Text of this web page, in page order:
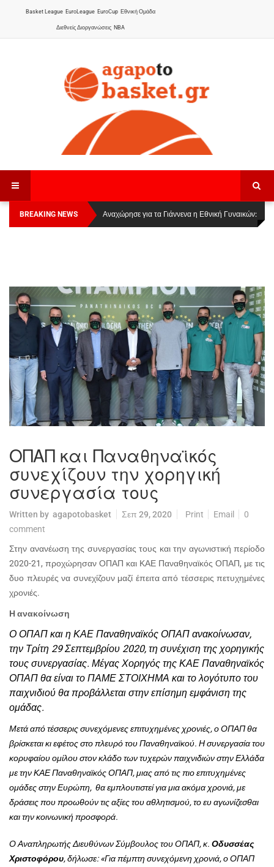
Basket League EuroLeague EuroCup Εθνική Ομάδα
Διεθνείς Διοργανώσεις NBA
BREAKING NEWS
Οι Πάνθηρες Καβάλας στην Women Basketball
League 1
Αναχώρησε για τα Γιάννενα η Εθνική Γυναικών:
ΟΠΑΠ και Παναθηναϊκός
συνεχίζουν την χορηγική
συνεργασία τους
Written by agapotobasket Σεπ 29, 2020 Print Email
0
comment
Στην ανανέωση της συνεργασίας τους και την αγωνιστική περίοδο
2020-21, προχώρησαν ΟΠΑΠ και ΚΑΕ Παναθηναϊκός ΟΠΑΠ, με τις
δυο πλευρές να συνεχίζουν μαζί έπειτα από τέσσερις πετυχημένες
χρονιές.
Η ανακοίνωση
Ο ΟΠΑΠ και η ΚΑΕ Παναθηναϊκός ΟΠΑΠ ανακοίνωσαν,
την Τρίτη 29 Σεπτεμβρίου 2020, τη συνέχιση της χορηγικής
τους συνεργασίας. Μέγας Χορηγός της ΚΑΕ Παναθηναϊκός
ΟΠΑΠ θα είναι το ΠΑΜΕ ΣΤΟΙΧΗΜΑ και το λογότυπο του
παιχνιδιού θα προβάλλεται στην επίσημη εμφάνιση της
ομάδας.
Μετά από τέσσερις συνεχόμενες επιτυχημένες χρονιές, ο ΟΠΑΠ θα
βρίσκεται κι εφέτος στο πλευρό του Παναθηναϊκού. Η συνεργασία του
κορυφαίου ομίλου στον κλάδο των τυχερών παιχνιδιών στην Ελλάδα
με την ΚΑΕ Παναθηναϊκός ΟΠΑΠ, μιας από τις πιο επιτυχημένες
ομάδες στην Ευρώπη, θα εμπλουτιστεί για μια ακόμα χρονιά, με
δράσεις που προωθούν τις αξίες του αθλητισμού, το ευ αγωνίζεσθαι
και την κοινωνική προσφορά.
Ο Αναπληρωτής Διευθύνων Σύμβουλος του ΟΠΑΠ, κ. Οδυσσέας
Χριστοφόρου, δήλωσε: «Για πέμπτη συνεχόμενη χρονιά, ο ΟΠΑΠ